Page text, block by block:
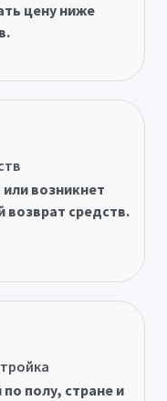
цену ниже
возникнет
возврат средств.
полу, стране и